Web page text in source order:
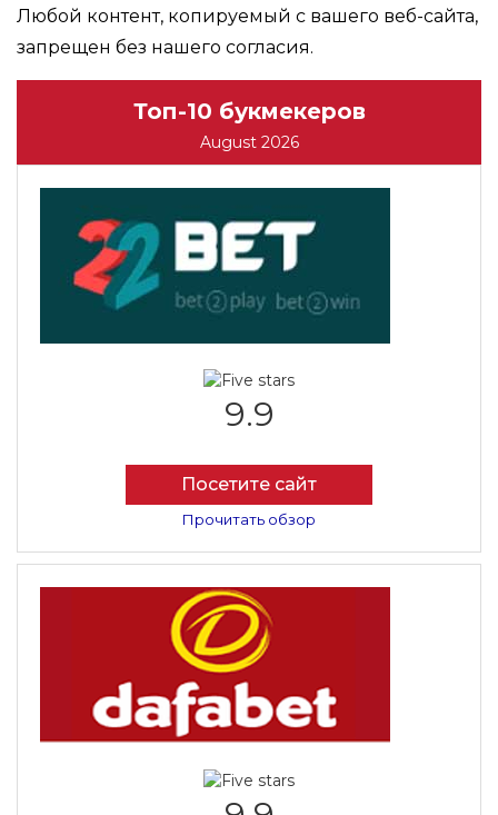
Любой контент, копируемый с вашего веб-сайта,
запрещен без нашего согласия.
Топ-10 букмекеров
August 2026
9.9
Посетите сайт
Прочитать обзор